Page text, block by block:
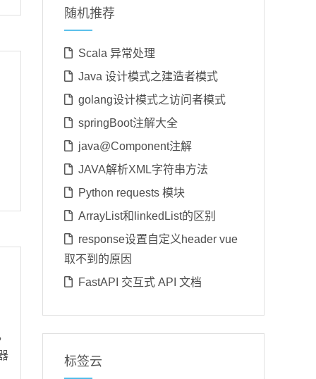
随机推荐
Scala 异常处理
Java 设计模式之建造者模式
golang设计模式之访问者模式
springBoot注解大全
java@Component注解
JAVA解析XML字符串方法
Python requests 模块
ArrayList和linkedList的区别
response设置自定义header vue
取不到的原因
FastAPI 交互式 API 文档
标签云